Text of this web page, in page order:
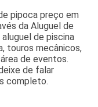
pipoca preço em
da Aluguel de
de piscina
touros mecânicos,
de eventos.
de falar
completo.